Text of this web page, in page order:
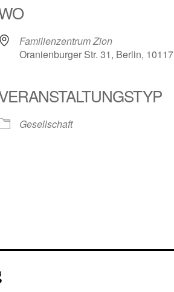
Familienzentrum Zion
Oranienburger Str. 31, Berlin, 10117
Gesellschaft